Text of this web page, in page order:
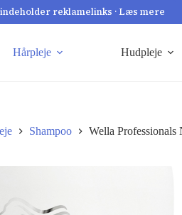
reklamelinks · Læs mere
Hårpleje Hudpleje
Shampoo Wella Professionals